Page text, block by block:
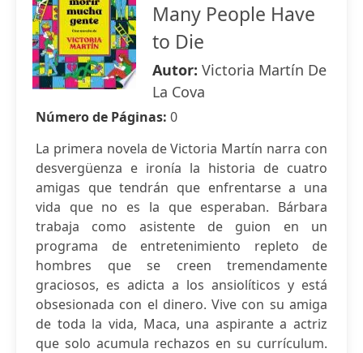
Many People Have
to Die
Autor: Victoria Martín De
La Cova
Número de Páginas: 0
La primera novela de Victoria Martín narra con
desvergüenza e ironía la historia de cuatro
amigas que tendrán que enfrentarse a una
vida que no es la que esperaban. Bárbara
trabaja como asistente de guion en un
programa de entretenimiento repleto de
hombres que se creen tremendamente
graciosos, es adicta a los ansiolíticos y está
obsesionada con el dinero. Vive con su amiga
de toda la vida, Maca, una aspirante a actriz
que solo acumula rechazos en su currículum.